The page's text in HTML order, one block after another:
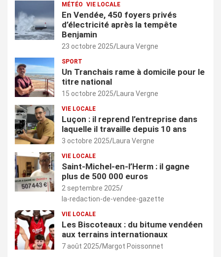
MÉTÉO VIE LOCALE
En Vendée, 450 foyers privés
d’électricité après la tempête
Benjamin
23 octobre 2025 Laura Vergne
SPORT
Un Tranchais rame à domicile pour le
titre national
15 octobre 2025 Laura Vergne
VIE LOCALE
Luçon : il reprend l’entreprise dans
laquelle il travaille depuis 10 ans
3 octobre 2025 Laura Vergne
VIE LOCALE
Saint-Michel-en-l’Herm : il gagne
plus de 500 000 euros
2 septembre 2025
la-redaction-de-vendee-gazette
VIE LOCALE
Les Biscoteaux : du bitume vendéen
aux terrains internationaux
7 août 2025 Margot Poissonnet